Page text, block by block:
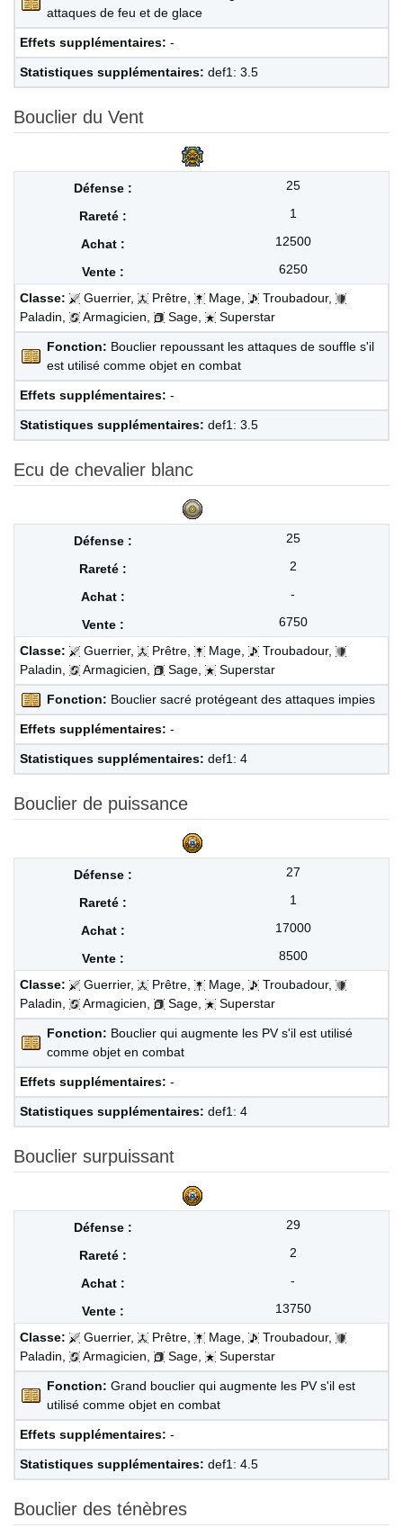
attaques de feu et de glace
Effets supplémentaires: -
Statistiques supplémentaires: def1: 3.5
Bouclier du Vent
25
1
12500
6250
Classe:
Guerrier, Prêtre, Mage,
Troubadour,
Paladin,
Armagicien, Sage, Superstar
Fonction: Bouclier repoussant les attaques de souffle s'il
est utilisé comme objet en combat
Effets supplémentaires: -
Statistiques supplémentaires: def1: 3.5
Ecu de chevalier blanc
25
2
-
6750
Classe:
Guerrier, Prêtre, Mage,
Troubadour,
Paladin,
Armagicien, Sage, Superstar
Fonction: Bouclier sacré protégeant des attaques impies
Effets supplémentaires: -
Statistiques supplémentaires: def1: 4
Bouclier de puissance
27
1
17000
8500
Classe:
Guerrier, Prêtre, Mage,
Troubadour,
Paladin,
Armagicien, Sage, Superstar
Fonction: Bouclier qui augmente les PV s'il est utilisé
comme objet en combat
Effets supplémentaires: -
Statistiques supplémentaires: def1: 4
Bouclier surpuissant
29
2
-
13750
Classe:
Guerrier, Prêtre, Mage,
Troubadour,
Paladin,
Armagicien, Sage, Superstar
Fonction: Grand bouclier qui augmente les PV s'il est
utilisé comme objet en combat
Effets supplémentaires: -
Statistiques supplémentaires: def1: 4.5
Bouclier des ténèbres